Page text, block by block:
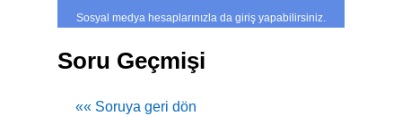
Sosyal medya hesaplarınızla da giriş yapabilirsiniz.
Soru Geçmişi
«« Soruya geri dön